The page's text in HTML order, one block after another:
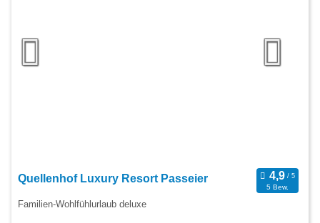
Quellenhof Luxury Resort Passeier
5 Bew.
Familien-Wohlfühlurlaub deluxe